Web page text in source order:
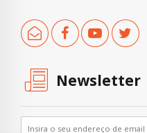
Newsletter